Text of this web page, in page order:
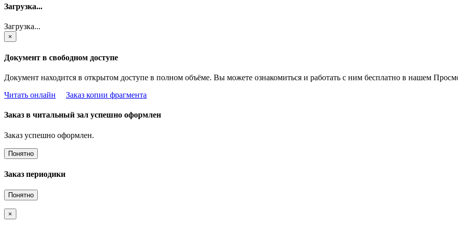
Загрузка...
Загрузка...
×
Документ в свободном доступе
Документ находится в открытом доступе в полном объёме. Вы можете ознакомиться и работать с ним бесплатно в нашем
Читать онлайн
Заказ копии фрагмента
Заказ в читальный зал успешно оформлен
Заказ успешно оформлен.
Понятно
Заказ периодики
Понятно
×